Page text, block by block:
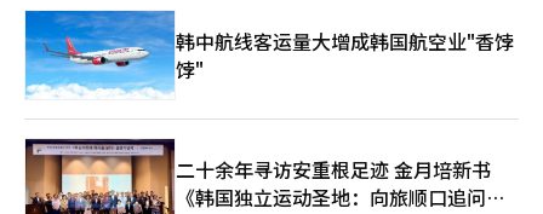
韩中航线客运量大增成韩国航空业"香饽
饽"
二十余年寻访安重根足迹 金月培新书
《韩国独立运动圣地：向旅顺口追问历